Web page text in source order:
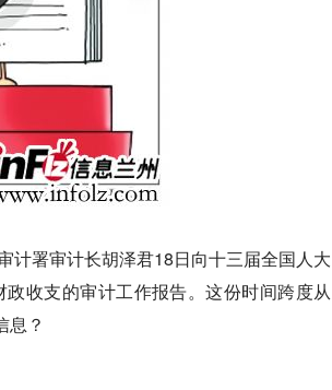
计署审计长胡泽君18日向十三届全国人大
收支的审计工作报告。这份时间跨度从
息？